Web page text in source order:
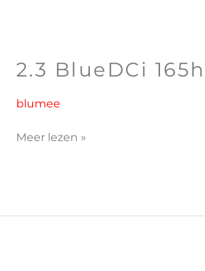
2.3 BlueDCi
blumee
2.3
165hp
Meer lezen »